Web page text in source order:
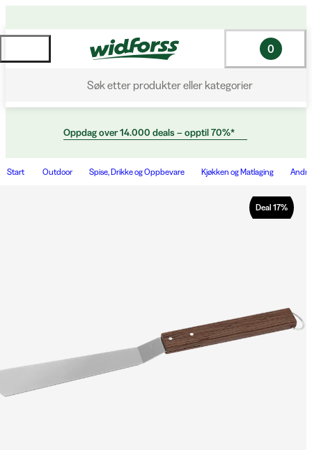
Søk etter produkter eller kategorier
0
Oppdag over 14.000 deals – opptil 70%*
Start Outdoor Spise, Drikke og Oppbevare Kjøkken og Matlaging
Deal 17%